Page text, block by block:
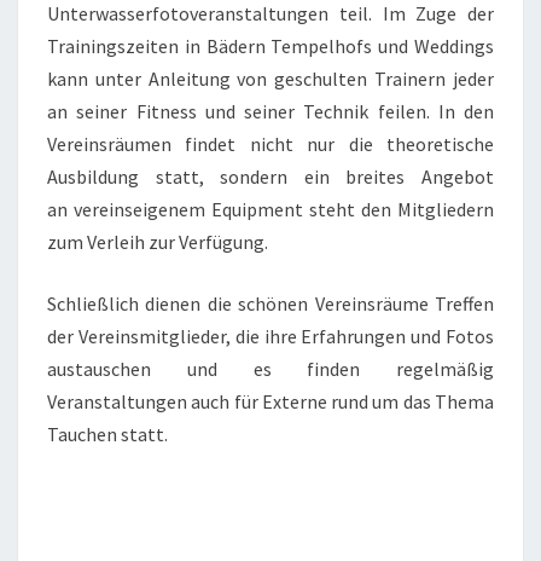
Unterwasserfotoveranstaltungen teil. Im Zuge der
Trainingszeiten in Bädern Tempelhofs und Weddings
kann unter Anleitung von geschulten Trainern jeder
an seiner Fitness und seiner Technik feilen. In den
Vereinsräumen findet nicht nur die theoretische
Ausbildung statt, sondern ein breites Angebot
an vereinseigenem Equipment steht den Mitgliedern
zum Verleih zur Verfügung.
Schließlich dienen die schönen Vereinsräume Treffen
der Vereinsmitglieder, die ihre Erfahrungen und Fotos
austauschen und es finden regelmäßig
Veranstaltungen auch für Externe rund um das Thema
Tauchen statt.